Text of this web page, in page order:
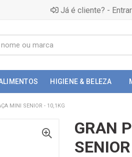
Já é cliente? - Entrar
HIGIENE & BELEZA
MINI SENIOR - 10,1KG
GRAN